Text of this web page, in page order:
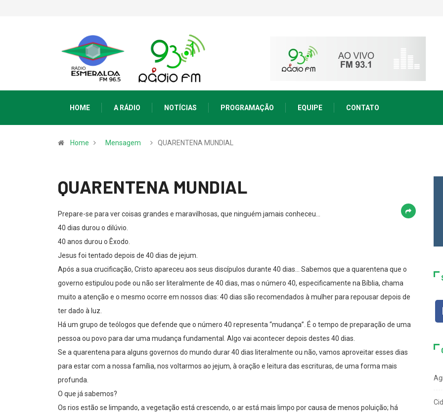
HOME A RÁDIO NOTÍCIAS PROGRAMAÇÃO EQUIPE CONTATO
Home Mensagem QUARENTENA MUNDIAL
QUARENTENA MUNDIAL
Prepare-se para ver coisas grandes e maravilhosas, que ninguém jamais conheceu…
40 dias durou o dilúvio.
40 anos durou o Êxodo.
Jesus foi tentado depois de 40 dias de jejum.
Após a sua crucificação, Cristo apareceu aos seus discípulos durante 40 dias… Sabemos que a quarentena que o
governo estipulou pode ou não ser literalmente de 40 dias, mas o número 40, especificamente na Bíblia, chama
muito a atenção e o mesmo ocorre em nossos dias: 40 dias são recomendados à mulher para repousar depois de
ter dado à luz.
Há um grupo de teólogos que defende que o número 40 representa “mudança”. É o tempo de preparação de uma
pessoa ou povo para dar uma mudança fundamental. Algo vai acontecer depois destes 40 dias.
Se a quarentena para alguns governos do mundo durar 40 dias literalmente ou não, vamos aproveitar esses dias
para estar com a nossa família, nos voltarmos ao jejum, à oração e leitura das escrituras, de uma forma mais
profunda.
O que já sabemos?
Os rios estão se limpando, a vegetação está crescendo, o ar está mais limpo por causa de menos poluição; há